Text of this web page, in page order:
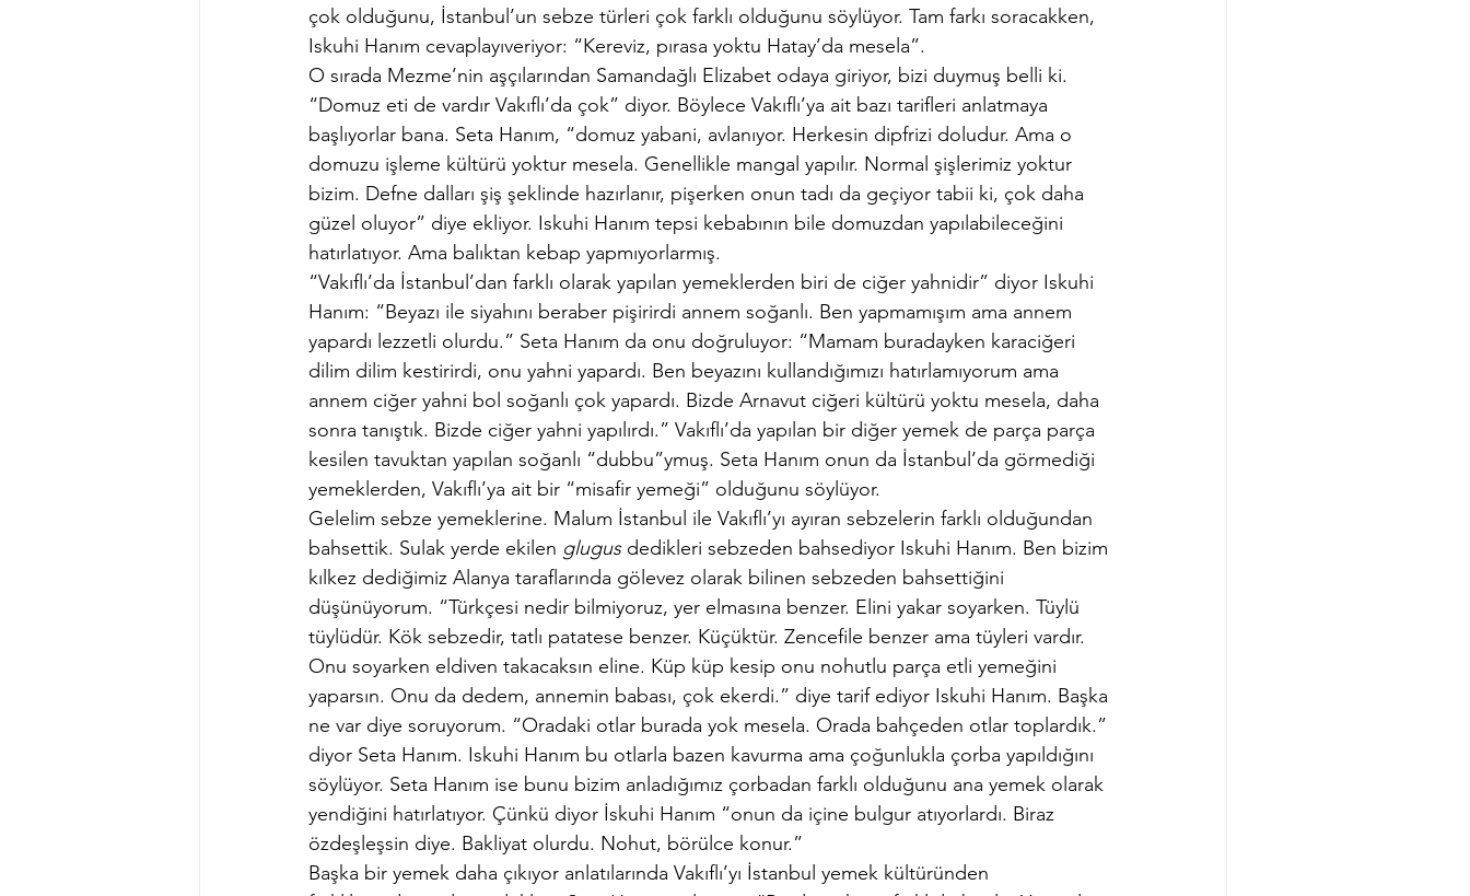
çok olduğunu, İstanbul’un sebze türleri çok farklı olduğunu söylüyor. Tam farkı soracakken,
Iskuhi Hanım cevaplayıveriyor: “Kereviz, pırasa yoktu Hatay’da mesela”.
O sırada Mezme’nin aşçılarından Samandağlı Elizabet odaya giriyor, bizi duymuş belli ki.
“Domuz eti de vardır Vakıflı’da çok” diyor. Böylece Vakıflı’ya ait bazı tarifleri anlatmaya
başlıyorlar bana. Seta Hanım, “domuz yabani, avlanıyor. Herkesin dipfrizi doludur. Ama o
domuzu işleme kültürü yoktur mesela. Genellikle mangal yapılır. Normal şişlerimiz yoktur
bizim. Defne dalları şiş şeklinde hazırlanır, pişerken onun tadı da geçiyor tabii ki, çok daha
güzel oluyor” diye ekliyor. Iskuhi Hanım tepsi kebabının bile domuzdan yapılabileceğini
hatırlatıyor. Ama balıktan kebap yapmıyorlarmış.
“Vakıflı’da İstanbul’dan farklı olarak yapılan yemeklerden biri de ciğer yahnidir” diyor Iskuhi
Hanım: “Beyazı ile siyahını beraber pişirirdi annem soğanlı. Ben yapmamışım ama annem
yapardı lezzetli olurdu.” Seta Hanım da onu doğruluyor: “Mamam buradayken karaciğeri
dilim dilim kestirirdi, onu yahni yapardı. Ben beyazını kullandığımızı hatırlamıyorum ama
annem ciğer yahni bol soğanlı çok yapardı. Bizde Arnavut ciğeri kültürü yoktu mesela, daha
sonra tanıştık. Bizde ciğer yahni yapılırdı.” Vakıflı’da yapılan bir diğer yemek de parça parça
kesilen tavuktan yapılan soğanlı “dubbu”ymuş. Seta Hanım onun da İstanbul’da görmediği
yemeklerden, Vakıflı’ya ait bir “misafir yemeği” olduğunu söylüyor.
Gelelim sebze yemeklerine. Malum İstanbul ile Vakıflı’yı ayıran sebzelerin farklı olduğundan
bahsettik. Sulak yerde ekilen glugus dedikleri sebzeden bahsediyor Iskuhi Hanım. Ben bizim
kılkez dediğimiz Alanya taraflarında gölevez olarak bilinen sebzeden bahsettiğini
düşünüyorum. “Türkçesi nedir bilmiyoruz, yer elmasına benzer. Elini yakar soyarken. Tüylü
tüylüdür. Kök sebzedir, tatlı patatese benzer. Küçüktür. Zencefile benzer ama tüyleri vardır.
Onu soyarken eldiven takacaksın eline. Küp küp kesip onu nohutlu parça etli yemeğini
yaparsın. Onu da dedem, annemin babası, çok ekerdi.” diye tarif ediyor Iskuhi Hanım. Başka
ne var diye soruyorum. “Oradaki otlar burada yok mesela. Orada bahçeden otlar toplardık.”
diyor Seta Hanım. Iskuhi Hanım bu otlarla bazen kavurma ama çoğunlukla çorba yapıldığını
söylüyor. Seta Hanım ise bunu bizim anladığımız çorbadan farklı olduğunu ana yemek olarak
yendiğini hatırlatıyor. Çünkü diyor İskuhi Hanım “onun da içine bulgur atıyorlardı. Biraz
özdeşleşsin diye. Bakliyat olurdu. Nohut, börülce konur.”
Başka bir yemek daha çıkıyor anlatılarında Vakıflı’yı İstanbul yemek kültüründen